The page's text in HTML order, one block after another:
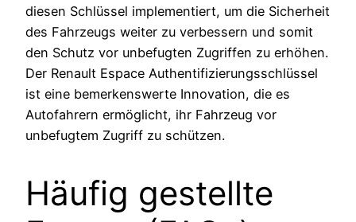
diesen Schlüssel implementiert, um die Sicherheit
des Fahrzeugs weiter zu verbessern und somit
den Schutz vor unbefugten Zugriffen zu erhöhen.
Der Renault Espace Authentifizierungsschlüssel
ist eine bemerkenswerte Innovation, die es
Autofahrern ermöglicht, ihr Fahrzeug vor
unbefugtem Zugriff zu schützen.
Häufig gestellte